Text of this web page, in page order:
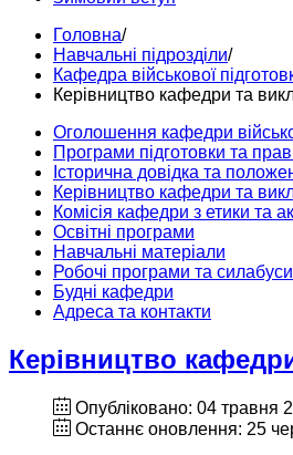
Головна/
Навчальні підрозділи/
Кафедра військової
Керівництво кафедри та
Оголошення кафедри
Програми підготовки та
Історична довідка та
Керівництво кафедри та
Комісія кафедри з етики та
Освітні програми
Навчальні матеріали
Робочі програми та силабуси
Будні кафедри
Адреса та контакти
Керівництво
Опубліковано: 04 травня
Останнє оновлення: 25